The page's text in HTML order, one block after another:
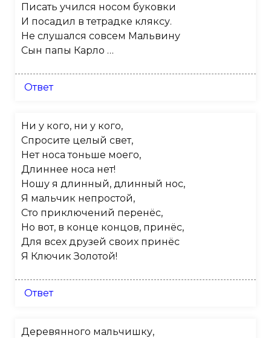
Писать учился носом буковки
И посадил в тетрадке кляксу.
Не слушался совсем Мальвину
Сын папы Карло …
Ответ
Ни у кого, ни у кого,
Спросите целый свет,
Нет носа тоньше моего,
Длиннее носа нет!
Ношу я длинный, длинный нос,
Я мальчик непростой,
Сто приключений перенёс,
Но вот, в конце концов, принёс,
Для всех друзей своих принёс
Я Ключик Золотой!
Ответ
Деревянного мальчишку,